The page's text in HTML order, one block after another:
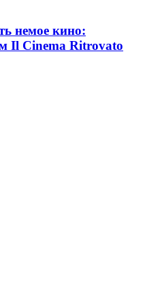
немое кино:
Il Cinema Ritrovato